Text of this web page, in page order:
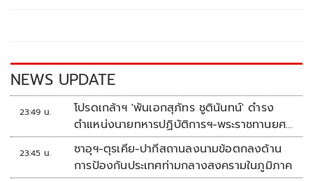
k k
NEWS UPDATE
23:49 น.
โปรดเกล้าฯ 'พันเอกสุภัทร ชูตินันทน์' ดำรง
ตำแหน่งนายทหารปฏิบัติการฯ-พระราชทานยศ
'พลตรี'
23:45 น.
ซาอุฯ-ตุรเคีย-ปากีสถานลงนามข้อตกลงด้าน
การป้องกันประเทศท่ามกลางสงครามในภูมิภาค